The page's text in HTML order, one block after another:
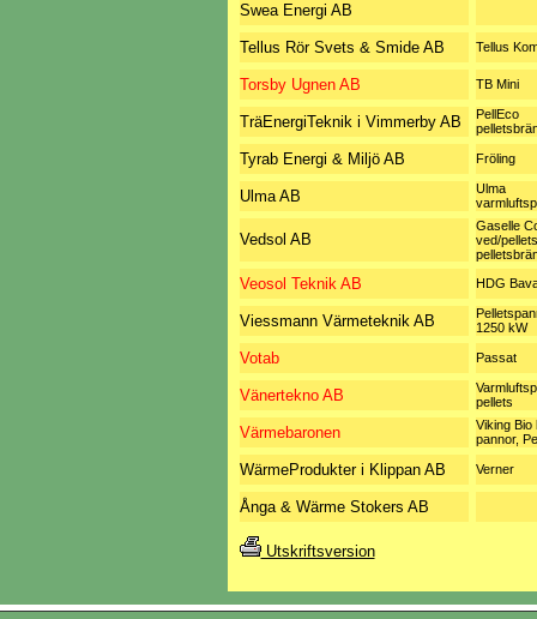
Swea Energi AB
Tellus Rör Svets & Smide AB Tellus
Torsby Ugnen AB TB Mini
TräEnergiTeknik i Vimmerby AB
PellEco
Tyrab Energi & Miljö AB Fröling
Ulma AB
Ulma
Vedsol AB
Gaselle
ved/
Veosol Teknik AB HDG
Viessmann Värmeteknik AB
1250 kW
Votab Passat
Vänertekno AB
pellets
Värmebaronen
Viking Bio
pannor,
WärmeProdukter i Klippan AB Verner
Ånga & Wärme Stokers AB
Utskriftsversion